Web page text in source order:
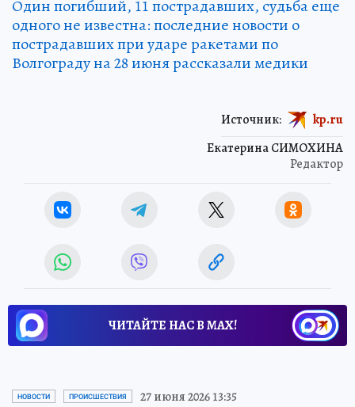
Один погибший, 11 пострадавших, судьба еще
одного не известна: последние новости о
пострадавших при ударе ракетами по
Волгограду на 28 июня рассказали медики
Екатерина СИМОХИНА
Редактор
Источник: kp.ru
ЧИТАЙТЕ НАС В МАХ!
НОВОСТИ ПРОИСШЕСТВИЯ 27 июня 2026 13:35